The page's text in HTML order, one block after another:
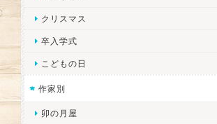
クリスマス
卒入学式
こどもの日
作家別
卯の月屋